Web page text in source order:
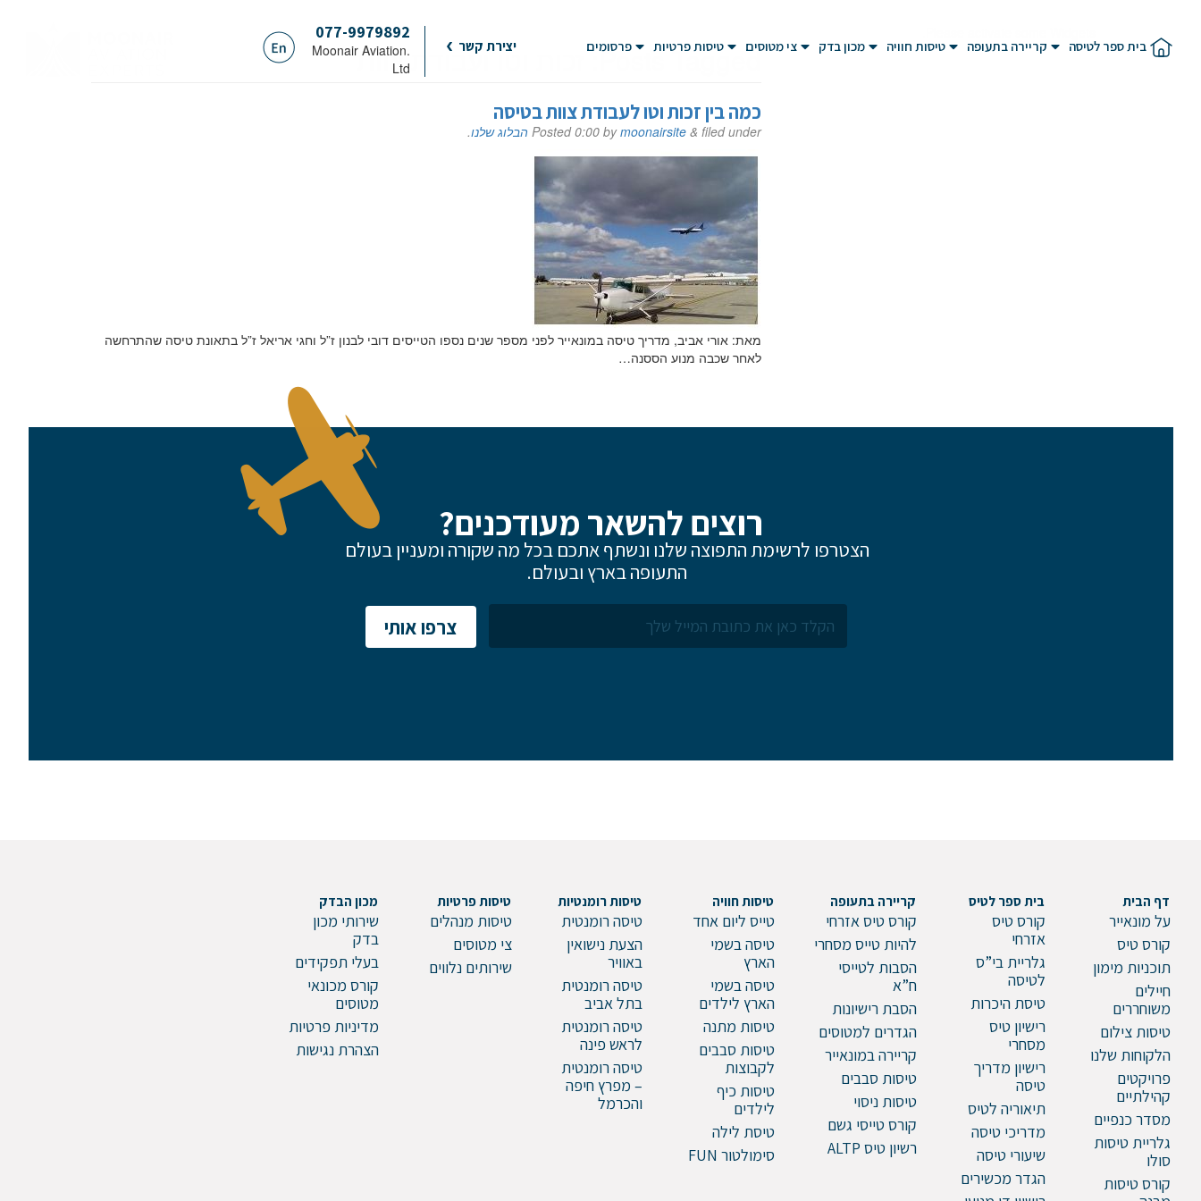
בית ספר לטיסה קריירה בתעופה טיסות חוויה מכון בדק צי מטוסים טיסות פרטיות פרסומים יצירת קשר
077-9979892
.Moonair Aviation
Ltd
Posts Tagged:זכות וטו ועבודת צוות
כמה בין זכות וטו לעבודת צוות בטיסה
Posted0:00 bymoonairsite & filed under הבלוג שלנו.
מאת: אורי אביב, מדריך טיסה במונאייר לפני מספר שנים נספו הטייסים דובי לבנון ז”ל וחגי אריאל ז”ל בתאונת טיסה שהתרחשה
לאחר שכבה מנוע הססנה…
רוצים להשאר מעודכנים?
הצטרפו לרשימת התפוצה שלנו ונשתף אתכם בכל מה שקורה ומעניין בעולם
התעופה בארץ ובעולם.
צרפו אותי
דף הבית
על מונאייר
קורס טיס
תוכניות מימון
חיילים
משוחררים
טיסות צילום
הלקוחות שלנו
פרויקטים
קהילתיים
מסדר כנפיים
גלריית טיסות
סולו
קורס טיסות
בית ספר לטיס
קורס טיס
אזרחי
גלריית בי”ס
לטיסה
טיסת היכרות
רישיון טיס
מסחרי
רישיון מדריך
טיסה
תיאוריה לטיס
מדריכי טיסה
שיעורי טיסה
הגדר מכשירים
קריירה בתעופה
קורס טיס אזרחי
להיות טייס מסחרי
הסבות לטייסי
ח”א
הסבת רישיונות
הגדרים למטוסים
קריירה במונאייר
טיסות סבבים
טיסות ניסוי
קורס טייסי גשם
רשיון טיס ALTP
טיסות חוויה
טייס ליום אחד
טיסה בשמי
הארץ
טיסה בשמי
הארץ לילדים
טיסות מתנה
טיסות סבבים
לקבוצות
טיסות כיף
לילדים
טיסת לילה
סימולטור FUN
טיסות רומנטיות
טיסה רומנטית
הצעת נישואין
באוויר
טיסה רומנטית
בתל אביב
טיסה רומנטית
לראש פינה
טיסה רומנטית
– מפרץ חיפה
והכרמל
טיסות פרטיות
טיסות מנהלים
צי מטוסים
שירותים נלווים
מכון הבדק
שירותי מכון
בדק
בעלי תפקידים
קורס מכונאי
מטוסים
מדיניות פרטיות
הצהרת נגישות
סימן שאתם מעוניינים
שם פרטי